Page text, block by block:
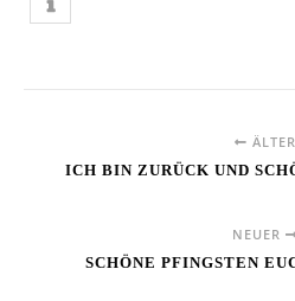
ÄLTER
ICH BIN ZURÜCK UND
NEUER
SCHÖNE PFINGSTEN